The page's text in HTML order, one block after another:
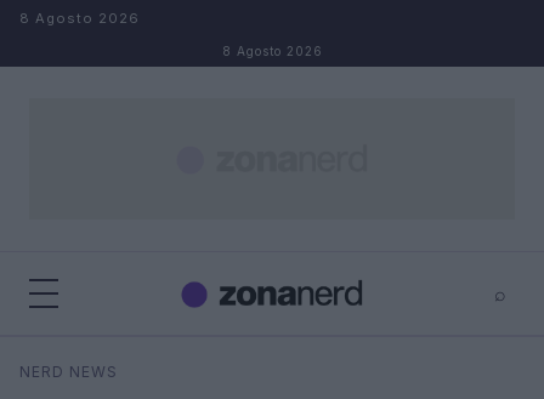
Salta al contenuto
8 Agosto 2026
8 Agosto 2026
⌕
Cerca
NERD NEWS